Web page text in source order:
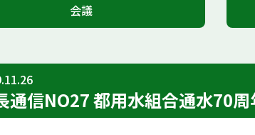
会議
通信NO27 都用水組合通水70